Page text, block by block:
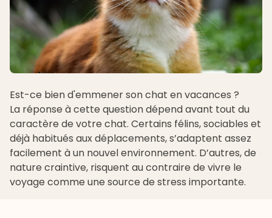
Est-ce bien d'emmener son chat en vacances ?
La réponse à cette question dépend avant tout du
caractère de votre chat. Certains félins, sociables et
déjà habitués aux déplacements, s’adaptent assez
facilement à un nouvel environnement. D’autres, de
nature craintive, risquent au contraire de vivre le
voyage comme une source de stress importante.